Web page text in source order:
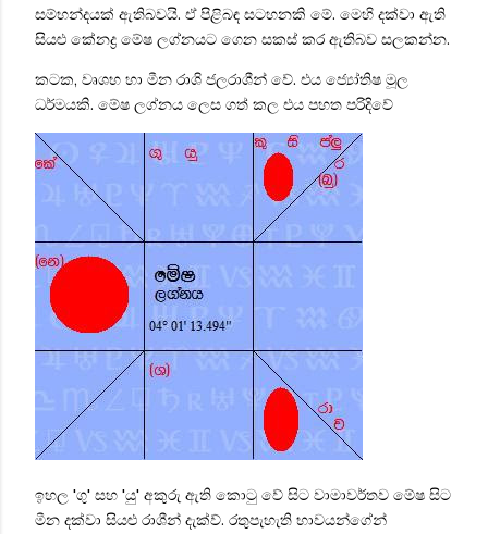
සම්භන්දයක් ඇතිබවයි. ඒ පිළිබඳ සටහනකි මේ. මෙහි දක්වා ඇති
සියළු කේනද්‍ර මේෂ ලග්නයට ගෙන සකස් කර ඇතිබව සලකන්න.
කටක, වෘශභ හා මීන රාශි ජලරාශීන් වේ. එය ජ්‍යෝතිෂ මූල
ධර්මයකි. මේෂ ලග්නය ලෙස ගත් කල එය පහත පරිදිවේ
ඉහල 'ගු' සහ 'යු' අකුරු ඇති කො‍ටු වේ සිට වාමාවර්තව මේෂ සිට
මීන දක්වා සියළු රාශීන් දැක්ව්. රතුපැහැති ‍භාවයන්ගේන්